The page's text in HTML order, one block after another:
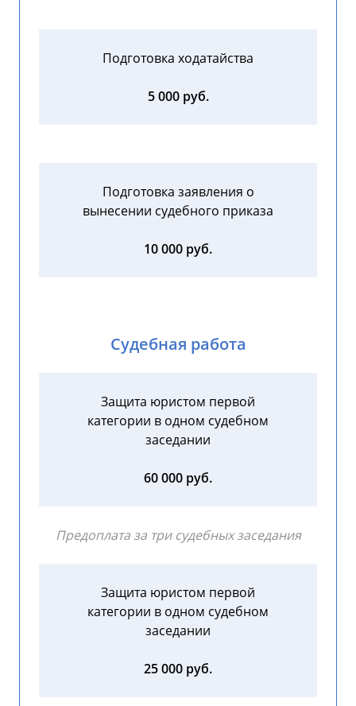
Подготовка ходатайства
5 000 руб.
Подготовка заявления о
вынесении судебного приказа
10 000 руб.
Судебная работа
Защита юристом первой
категории в одном судебном
заседании
60 000 руб.
Предоплата за три судебных заседания
Защита юристом первой
категории в одном судебном
заседании
25 000 руб.